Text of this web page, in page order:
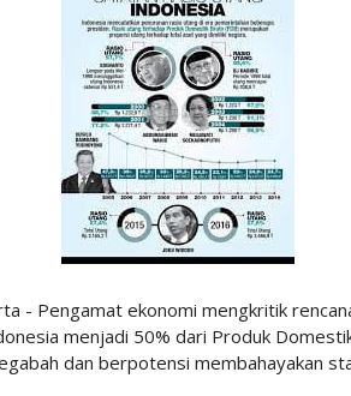
- Pengamat ekonomi mengkritik
menjadi 50% dari Produk
dan berpotensi membahayakan